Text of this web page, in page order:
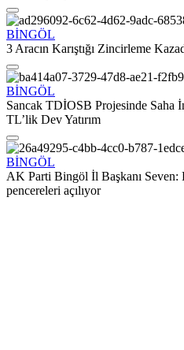
BİNGÖL
3 Aracın Karıştığı Zincirleme
BİNGÖL
Sancak TDİOSB Projesinde Saha
TL’lik Dev Yatırım
BİNGÖL
AK Parti Bingöl İl Başkanı Seven:
pencereleri açılıyor